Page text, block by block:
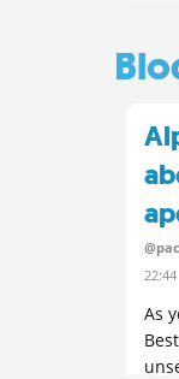
22:44
As